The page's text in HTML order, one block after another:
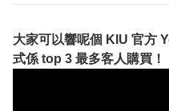
大家可以響呢個 KIU 官方
式係 top 3 最多客人購買！